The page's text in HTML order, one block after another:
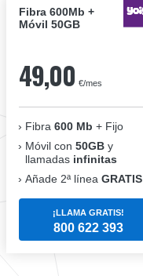
Fibra 600Mb +
Móvil 50GB
49,00 €/mes
Fibra 600 Mb + Fijo
Móvil con 50GB y
llamadas infinitas
Añade 2ª línea GRATIS
¡LLAMA GRATIS!
800 622 393